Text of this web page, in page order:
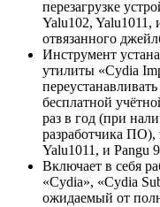
перезагрузке
Yalu102, Yalu1011,
отвязанного
Инструмент
утилиты «Cydia
бесплатной
раз в год (при
разработчика ПО),
Yalu1011, и Pangu
Включает в себя
«Cydia», «Cydia
ожидаемый от